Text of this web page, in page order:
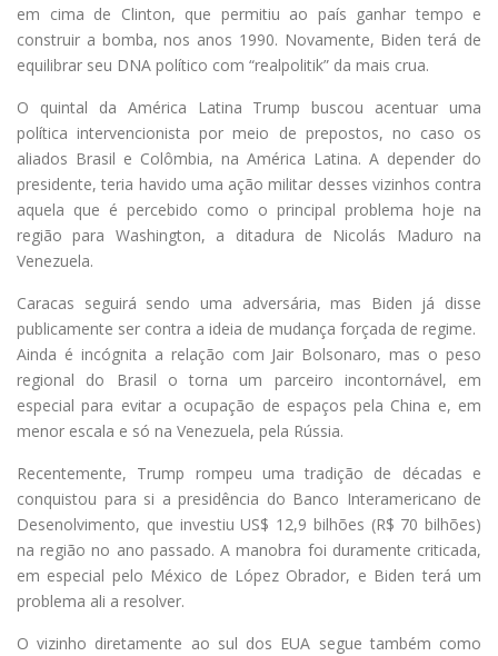
em cima de Clinton, que permitiu ao país ganhar tempo e
construir a bomba, nos anos 1990. Novamente, Biden terá de
equilibrar seu DNA político com “realpolitik” da mais crua.
O quintal da América Latina Trump buscou acentuar uma
política intervencionista por meio de prepostos, no caso os
aliados Brasil e Colômbia, na América Latina. A depender do
presidente, teria havido uma ação militar desses vizinhos contra
aquela que é percebido como o principal problema hoje na
região para Washington, a ditadura de Nicolás Maduro na
Venezuela.
Caracas seguirá sendo uma adversária, mas Biden já disse
publicamente ser contra a ideia de mudança forçada de regime.
Ainda é incógnita a relação com Jair Bolsonaro, mas o peso
regional do Brasil o torna um parceiro incontornável, em
especial para evitar a ocupação de espaços pela China e, em
menor escala e só na Venezuela, pela Rússia.
Recentemente, Trump rompeu uma tradição de décadas e
conquistou para si a presidência do Banco Interamericano de
Desenolvimento, que investiu US$ 12,9 bilhões (R$ 70 bilhões)
na região no ano passado. A manobra foi duramente criticada,
em especial pelo México de López Obrador, e Biden terá um
problema ali a resolver.
O vizinho diretamente ao sul dos EUA segue também como